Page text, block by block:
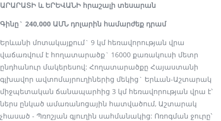
ԱՐԱՐԱՏԻ և ԵՐԵՎԱՆԻ հրաշալի տեսարան
Գինը` 240,000 ԱՄՆ դոլարին համարժեք դրամ
Երևանի մոտակայքում` 9 կմ հեռավորության վրա
վաճառվում է հողատարածք` 16000 քառակուսի մետր
ընդհանուր մակերեսով: Հողատարածքը Հայաստանի
գլխավոր ավտոմայրուղիներից մեկից` Երևան-Աշտարակ
միջպետական ճանապարհից 3 կմ հեռավորության վրա է՝
ներս ընկած ամառանոցային հատվածում, Աշտարակ
չհասած - Պռոշյան գյուղին սահմանակից: Ոռոգման ջուրը՝